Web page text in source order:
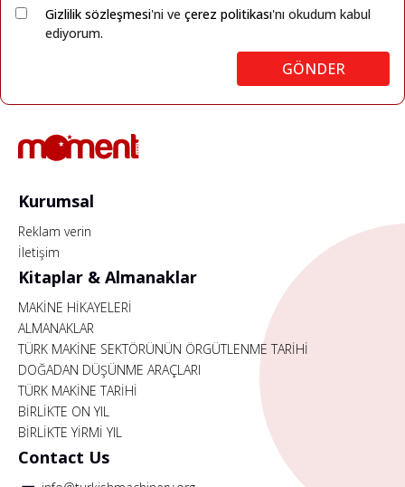
Gizlilik sözleşmesi'ni ve çerez politikası'nı okudum kabul
ediyorum.
GÖNDER
Kurumsal
Reklam verin
İletişim
Kitaplar & Almanaklar
MAKİNE HİKAYELERİ
ALMANAKLAR
TÜRK MAKİNE SEKTÖRÜNÜN ÖRGÜTLENME TARİHİ
DOĞADAN DÜŞÜNME ARAÇLARI
TÜRK MAKİNE TARİHİ
BİRLİKTE ON YIL
BİRLİKTE YİRMİ YIL
Contact Us